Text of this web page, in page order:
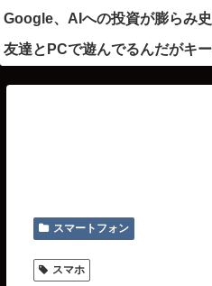
Google、AIへの投資が膨らみ
友達とPCで遊んでるんだがキ
スマートフォン
スマホ